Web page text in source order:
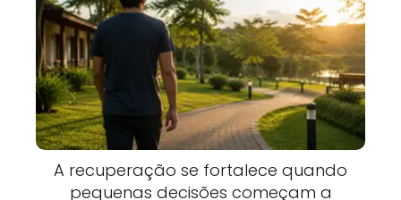
A recuperação se fortalece quando
pequenas decisões começam a